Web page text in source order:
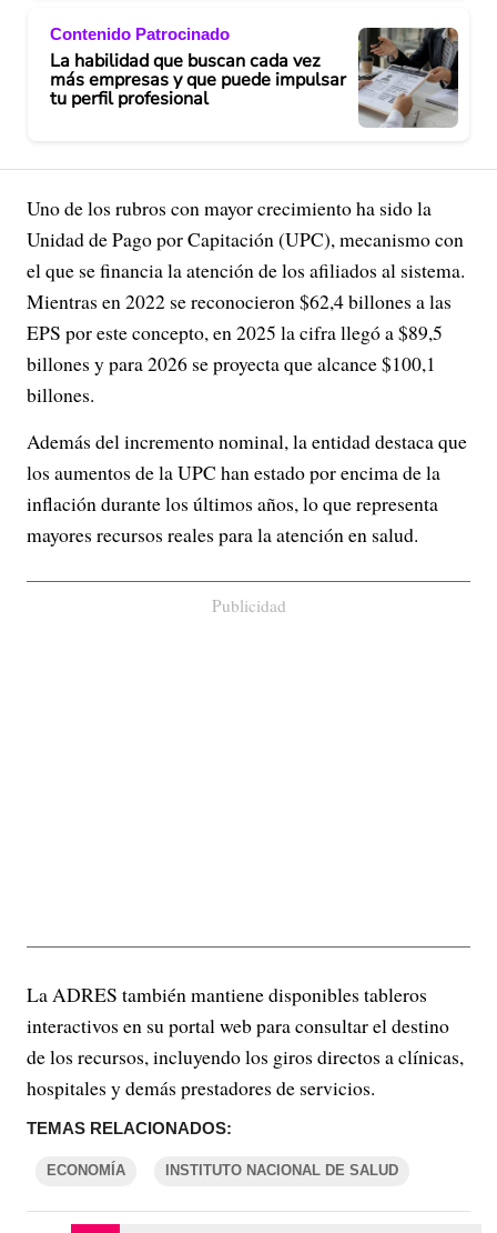
Contenido Patrocinado
La habilidad que buscan cada vez
más empresas y que puede impulsar
tu perfil profesional
Uno de los rubros con mayor crecimiento ha sido la
Unidad de Pago por Capitación (UPC), mecanismo con
el que se financia la atención de los afiliados al sistema.
Mientras en 2022 se reconocieron $62,4 billones a las
EPS por este concepto, en 2025 la cifra llegó a $89,5
billones y para 2026 se proyecta que alcance $100,1
billones.
Además del incremento nominal, la entidad destaca que
los aumentos de la UPC han estado por encima de la
inflación durante los últimos años, lo que representa
mayores recursos reales para la atención en salud.
Publicidad
La ADRES también mantiene disponibles tableros
interactivos en su portal web para consultar el destino
de los recursos, incluyendo los giros directos a clínicas,
hospitales y demás prestadores de servicios.
TEMAS RELACIONADOS:
ECONOMÍA INSTITUTO NACIONAL DE SALUD